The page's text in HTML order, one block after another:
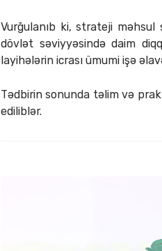
Vurğulanıb ki, strateji
dövlət səviyyəsində daim
layihələrin icrası ümumi işə
Tədbirin sonunda təlim və
ediliblər.